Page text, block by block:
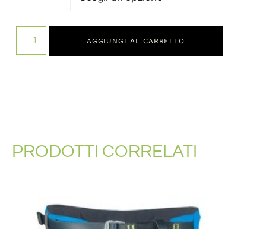
AGGIUNGI AL CARRELLO
PRODOTTI CORRELATI